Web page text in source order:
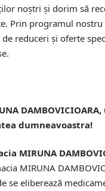
noștri și dorim să
Prin programul
reduceri și oferte
dumneavoastra!
MIRUNA
MIRUNA
se eliberează